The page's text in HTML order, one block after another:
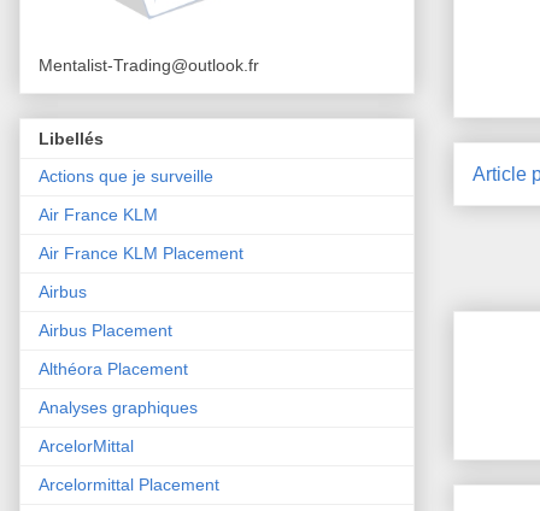
Article
Mentalist-Trading@outlook.fr
Libellés
Actions que je surveille
Air France KLM
Air France KLM Placement
Airbus
Airbus Placement
Althéora Placement
Analyses graphiques
ArcelorMittal
Arcelormittal Placement